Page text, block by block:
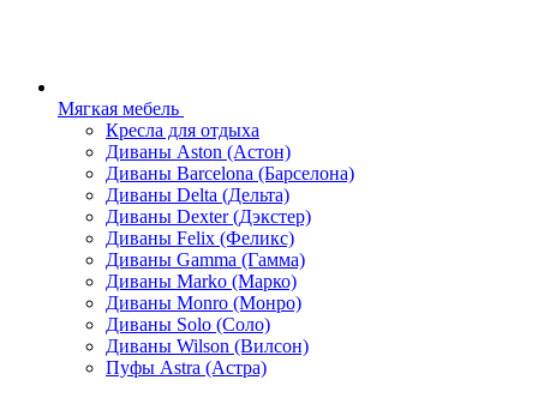
Мягкая мебель
Кресла для отдыха
Диваны Aston (Астон)
Диваны Barcelona (Барселона)
Диваны Delta (Дельта)
Диваны Dexter (Дэкстер)
Диваны Felix (Феликс)
Диваны Gamma (Гамма)
Диваны Marko (Марко)
Диваны Monro (Монро)
Диваны Solo (Соло)
Диваны Wilson (Вилсон)
Пуфы Astra (Астра)